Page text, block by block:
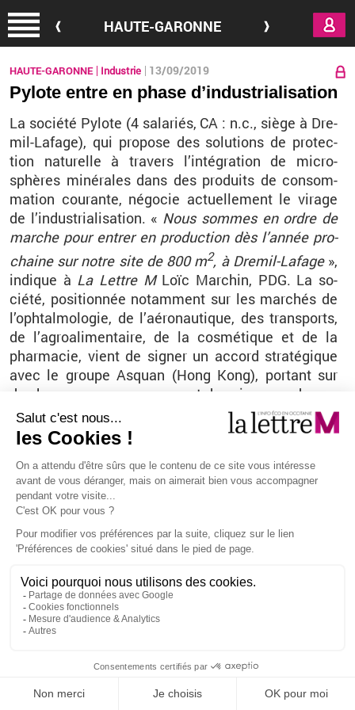
HAUTE-GARONNE
HAUTE-GARONNE Industrie 13/09/2019
Pylote entre en phase d’industrialisation
La so­ciété Py­lote (4 sa­la­riés, CA : n.c., siège à Dre­
mil-La­fage), qui pro­pose des so­lu­tions de pro­tec­
tion na­tu­relle à tra­vers l’in­té­gra­tion de mi­cro­
sphères mi­né­rales dans des pro­duits de consom­
ma­tion cou­rante, né­go­cie ac­tuel­le­ment le vi­rage
de l’in­dus­tria­li­sa­tion. « Nous sommes en ordre de
marche pour en­trer en pro­duc­tion dès l’an­née pro­
chaine sur notre site de 800 m2, à Dre­mil-La­fage»,
in­dique à La Lettre MLoïc Mar­chin, PDG. La so­
ciété, po­si­tion­née no­tam­ment sur les mar­chés de
l’oph­tal­mo­lo­gie, de l’aé­ro­nau­tique, des trans­ports,
de l’agroa­li­men­taire, de la cos­mé­tique et de la
phar­ma­cie, vient de si­gner un ac­cord stra­té­gique
avec le groupe As­quan (Hong Kong), por­tant sur
des brosses pour mas­ca­ras et des pin­ceaux de ma­
quillage an­ti­mi­cro­biens et plus hy­gié­niques. «Ce
par­te­na­riat tech­no­lo­gique de­vrait nous per­mettre
de nous dé­ve­lop­per sur le mar­ché amé­ri­cain au­
près des marques de la cos­mé­tique», ex­plique Loïc
Mar­chin, qui lorgne éga­le­ment sur le mar­ché ja­po­
nais.
Alexandre Léoty / leo­ty@​la­let­trem.​net